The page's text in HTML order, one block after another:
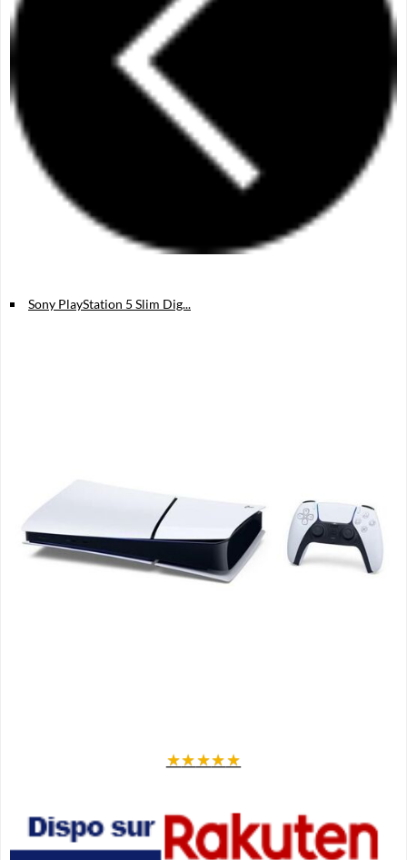
Sony PlayStation 5 Slim Dig...
★★★★★